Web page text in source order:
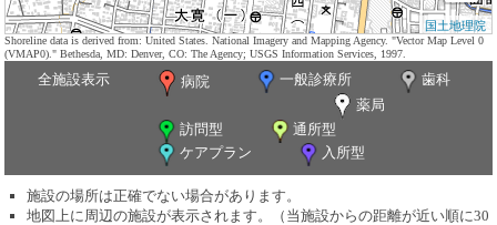
国土地理院
Shoreline data is derived from: United States. National Imagery and Mapping Agency. "Vector Map Level 0
(VMAP0)." Bethesda, MD: Denver, CO: The Agency; USGS Information Services, 1997.
全施設表示 病院 一般診療所
歯科
薬局
訪問型
通所型
ケアプラン
入所型
施設の場所は正確でない場合があります。
地図上に周辺の施設が表示されます。（当施設からの距離が近い順に30